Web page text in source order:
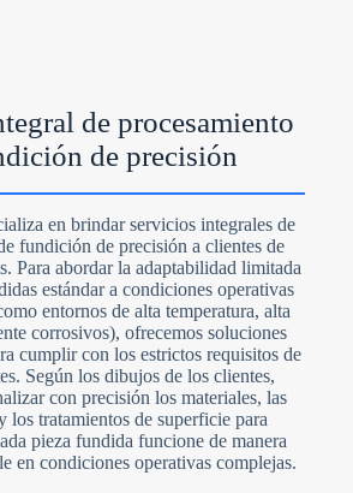
de procesamiento
de precisión
en brindar servicios integrales de
fundición de precisión a clientes de
Para abordar la adaptabilidad limitada
estándar a condiciones operativas
entornos de alta temperatura, alta
corrosivos), ofrecemos soluciones
cumplir con los estrictos requisitos de
Según los dibujos de los clientes,
con precisión los materiales, las
los tratamientos de superficie para
pieza fundida funcione de manera
en condiciones operativas complejas.